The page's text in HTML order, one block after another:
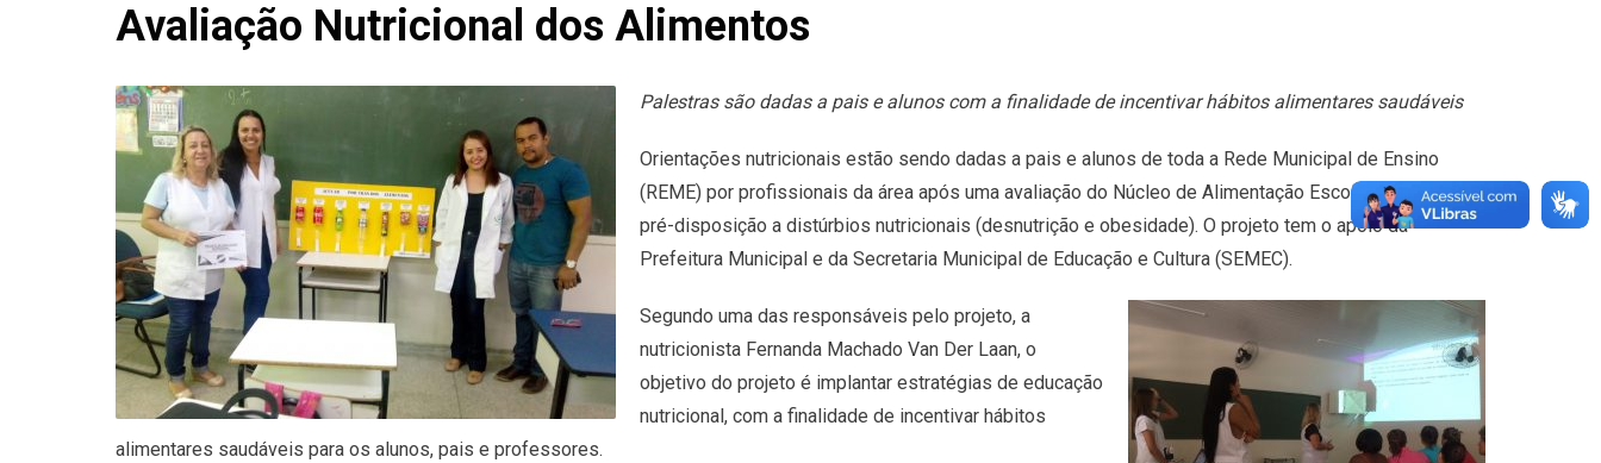
Avaliação Nutricional dos Alimentos
Palestras são dadas a pais e alunos com a finalidade de incentivar hábitos alimentares saudáveis
Orientações nutricionais estão sendo dadas a pais e alunos de toda a Rede Municipal de Ensino
(REME) por profissionais da área após uma avaliação do Núcleo de Alimentação Escolar constatar
pré-disposição a distúrbios nutricionais (desnutrição e obesidade). O projeto tem o apoio da
Prefeitura Municipal e da Secretaria Municipal de Educação e Cultura (SEMEC).
Segundo uma das responsáveis pelo projeto, a
nutricionista Fernanda Machado Van Der Laan, o
objetivo do projeto é implantar estratégias de educação
nutricional, com a finalidade de incentivar hábitos
alimentares saudáveis para os alunos, pais e professores.